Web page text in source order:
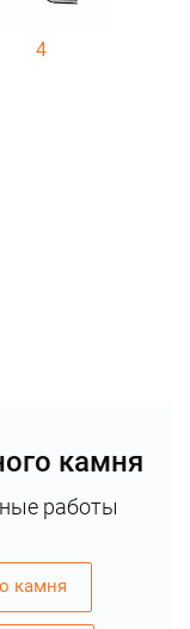
4
камня
работы
камня